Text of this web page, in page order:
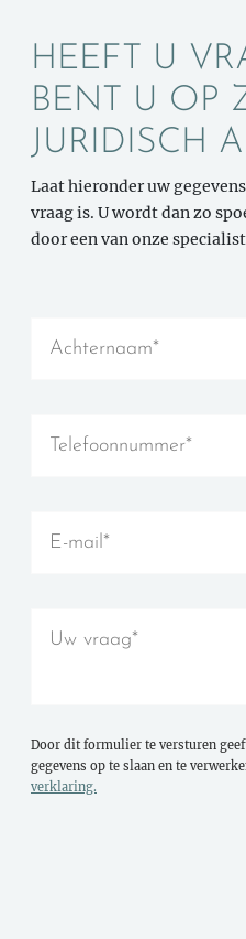
HEEFT U
BENT U OP
JURIDISCH
Laat hieronder uw
vraag is. U wordt dan zo
door een van onze
Door dit formulier te versturen
gegevens op te slaan en te
verklaring.